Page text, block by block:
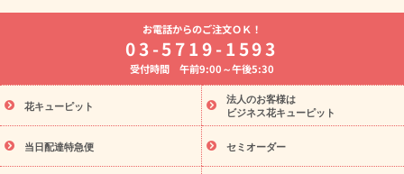
よく贈られる花
お祝いの花特集
誕生日フラワーギフト特集
8月の誕生花(トルコキキョウ)
開店・開業祝い
お供え・お悔やみ お供え・お悔やみの花
通夜・葬儀に贈る花 胡蝶蘭・花鉢
ーブドフラワー
季節のイベント
ひまわり ギフト・プレゼント
特集
お盆 花（新盆・初盆） 季節のイベント
お盆 花（新
盆・初盆）
お盆 花（新盆・初盆）
お盆・お供え 花とセットギ
フト
お盆・お供え プリザーブドフラワー
ひまわり ギフト・プ
レゼント特集
夏の花贈り・お中元・暑中見舞い 花のギフト特集
お電話からのご注文ＯＫ！
03-5719-1593
受付時間 午前9:00～午後5:30
花キューピット
法人のお客様は
ビジネス花キューピット
当日配達特急便 セミオーダー